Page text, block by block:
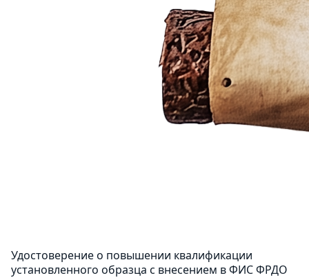
Удостоверение о повышении квалификации
установленного образца с внесением в ФИС ФРДО